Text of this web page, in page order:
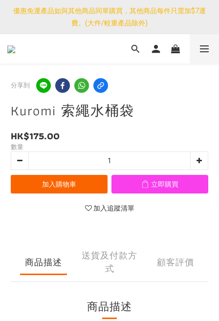
優惠免運產品如與其他商品同單購買，其他商品每件只需加$7運
費。(大件/較重產品除外)
優惠免運產品如與其他商品同單購買，其他商品每件只需加$7運
費。(大件/較重產品除外)
<公告>感謝支持！我們團隊由30/7~12/8外訪搜羅新產品，期間網
優惠免運產品如與其他商品同單購買，其他商品每件只需加$7運
費。(大件/較重產品除外)
分享到
Kuromi 索繩水桶袋
HK$175.00
數量
加入購物車 立即購買
加入追蹤清單
商品描述
送貨及付款方
式
顧客評價
商品描述